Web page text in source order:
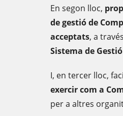
En segon lloc,
de gestió de
acceptats, a
Sistema de
I, en tercer lloc,
exercir com a
per a altres